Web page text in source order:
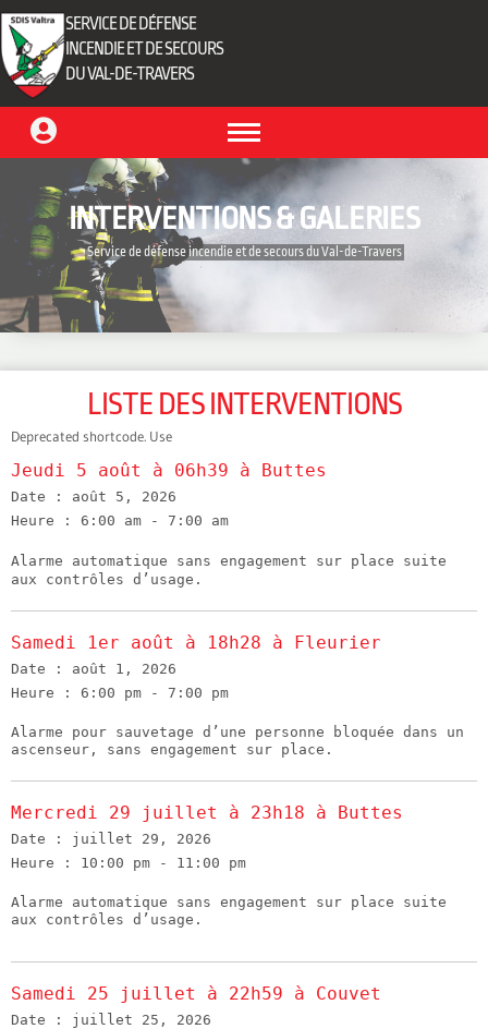
SERVICE DE DÉFENSE
INCENDIE ET DE SECOURS
DU VAL-DE-TRAVERS
INTERVENTIONS & GALERIES
‎ Service de défense incendie et de secours du Val-de-Travers‎ ‎
LISTE DES INTERVENTIONS
Deprecated shortcode. Use
Jeudi 5 août à 06h39 à Buttes
Date : août 5, 2026
Heure : 6:00 am - 7:00 am
Alarme automatique sans engagement sur place suite
aux contrôles d’usage.
Samedi 1er août à 18h28 à Fleurier
Date : août 1, 2026
Heure : 6:00 pm - 7:00 pm
Alarme pour sauvetage d’une personne bloquée dans un
ascenseur, sans engagement sur place.
Mercredi 29 juillet à 23h18 à Buttes
Date : juillet 29, 2026
Heure : 10:00 pm - 11:00 pm
Alarme automatique sans engagement sur place suite
aux contrôles d’usage.
Samedi 25 juillet à 22h59 à Couvet
Date : juillet 25, 2026